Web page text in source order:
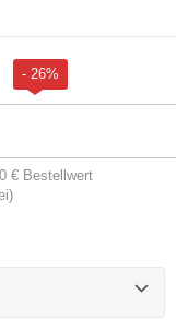
- 26%
€ Bestellwert